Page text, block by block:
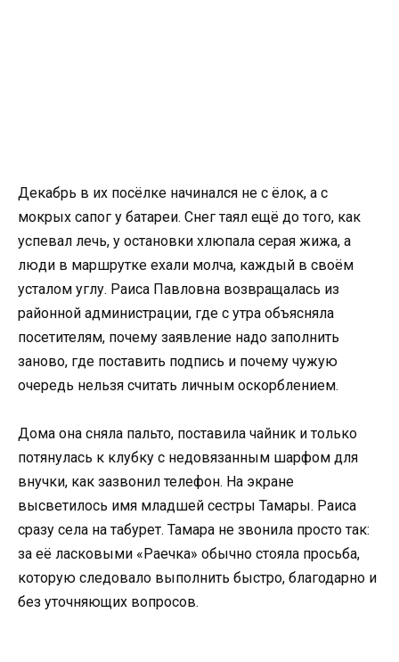
Декабрь в их посёлке начинался не с ёлок, а с
мокрых сапог у батареи. Снег таял ещё до того, как
успевал лечь, у остановки хлюпала серая жижа, а
люди в маршрутке ехали молча, каждый в своём
усталом углу. Раиса Павловна возвращалась из
районной администрации, где с утра объясняла
посетителям, почему заявление надо заполнить
заново, где поставить подпись и почему чужую
очередь нельзя считать личным оскорблением.
Дома она сняла пальто, поставила чайник и только
потянулась к клубку с недовязанным шарфом для
внучки, как зазвонил телефон. На экране
высветилось имя младшей сестры Тамары. Раиса
сразу села на табурет. Тамара не звонила просто так:
за её ласковыми «Раечка» обычно стояла просьба,
которую следовало выполнить быстро, благодарно и
без уточняющих вопросов.